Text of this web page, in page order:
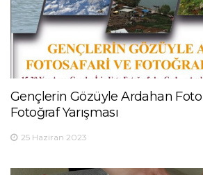
Gençlerin Gözüyle Ardahan
Fotoğraf Yarışması
25 Haziran 2023